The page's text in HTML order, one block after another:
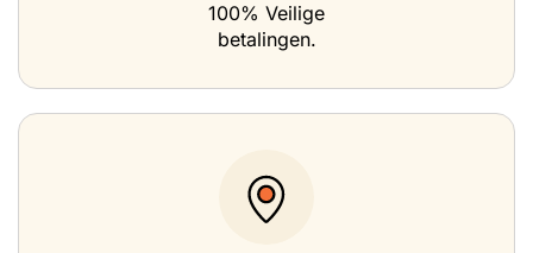
100% Veilige
betalingen.